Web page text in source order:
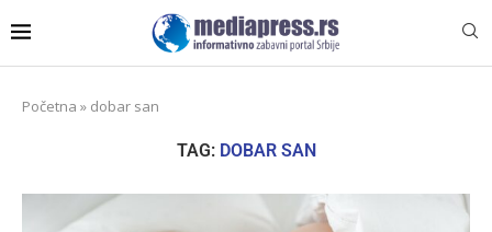
Početna » dobar san
TAG: DOBAR SAN